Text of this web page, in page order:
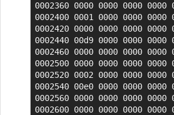
0002360 0000 0000 0000 0000
0002400 0001 0000 0000 0000
0002420 0000 0000 0000 0000
0002440 00d9 0000 0000 0000
0002460 0000 0000 0000 0000
0002500 0000 0000 0000 0000
0002520 0002 0000 0000 0000
0002540 00e0 0000 0000 0000
0002560 0000 0000 0000 0000
0002600 0000 0000 0000 0000